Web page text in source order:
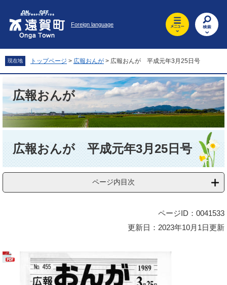
先
頭
を
飛
文
へ
Foreign language
現在地 トップページ > 広報おんが > 広報おんが 平成元年3月25日号
広報おんが
広報おんが 平成元年3月25日号
ページ内目次
ページID：0041533
更新日：2023年10月1日更新